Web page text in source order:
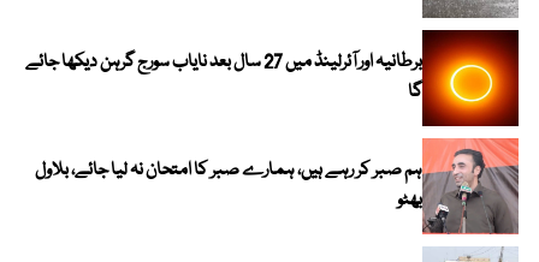
برطانیہ اور آئرلینڈ میں 27 سال بعد نایاب سورج گرہن دیکھا جائے
گا
ہم صبر کر رہے ہیں، ہمارے صبر کا امتحان نہ لیا جائے، بلاول
بھٹو